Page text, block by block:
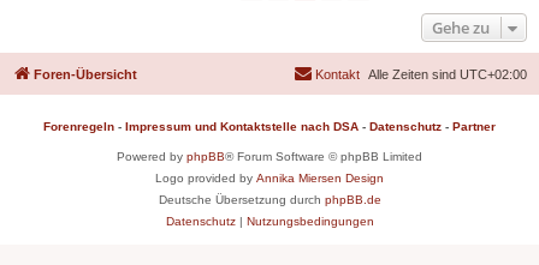
Gehe zu
Foren-Übersicht Alle Zeiten sind UTC+02:00
Kontakt
Forenregeln - Impressum und Kontaktstelle nach DSA - Datenschutz - Partner
Powered by phpBB® Forum Software © phpBB Limited
Logo provided by Annika Miersen Design
Deutsche Übersetzung durch phpBB.de
Datenschutz| Nutzungsbedingungen